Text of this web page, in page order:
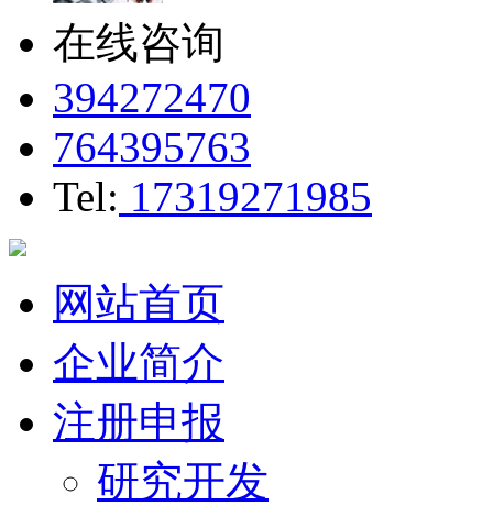
在线咨询
394272470
764395763
Tel: 17319271985
网站首页
企业简介
注册申报
研究开发